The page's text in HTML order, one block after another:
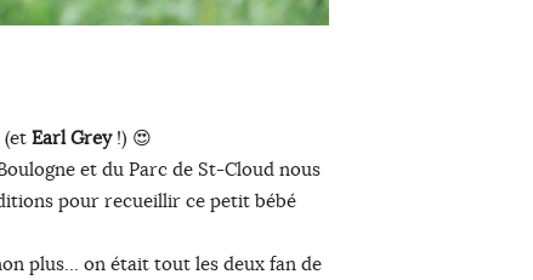
Earl Grey!) 😍
et du Parc de St-Cloud nous
pour recueillir ce petit bébé
plus… on était tout les deux fan de